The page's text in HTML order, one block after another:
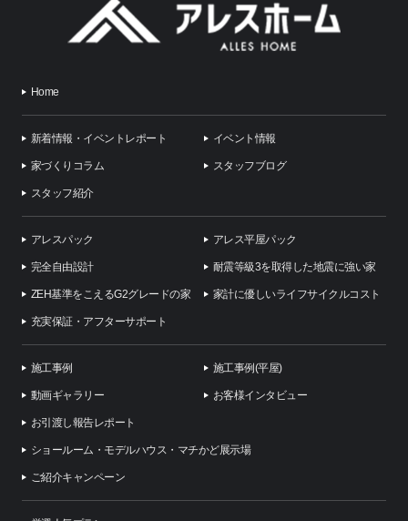
Home
新着情報・イベントレポート イベント情報
家づくりコラム スタッフブログ
スタッフ紹介
アレスパック アレス平屋パック
完全自由設計 耐震等級3を取得した地震に強い家
ZEH基準をこえるG2グレードの家 家計に優しいライフサイクルコスト
充実保証・アフターサポート
施工事例 施工事例(平屋)
動画ギャラリー お客様インタビュー
お引渡し報告レポート
ショールーム・モデルハウス・マチかど展示場
ご紹介キャンペーン